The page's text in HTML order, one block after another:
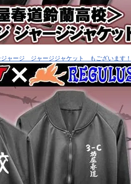
ジャージ ジャージジャケット もございます！